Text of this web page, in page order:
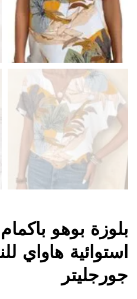
بلوزة بوهو
استوائية هاواي
جورجليتر